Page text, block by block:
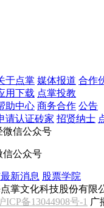
于点掌 媒体报道 合作
用下载 点掌投教
助中心 商务合作 公告
请认证砖家 招贤纳士
信公众号
新消息 股票学院
点掌文化科技股份有限
备13044908号-1 广